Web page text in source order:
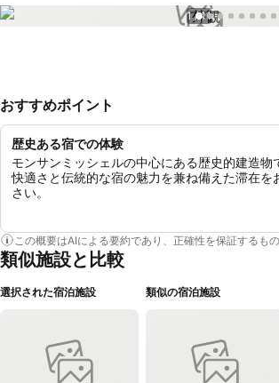
1 / 11
おすすめポイント
歴史ある宿での体験
モンサンミッシェルの中心にある歴史的建造物
快適さと伝統的な宿の魅力を兼ね備えた滞在を
さい。
この概要はAIによる要約であり、正確性を保証するもの
類似施設と比較
選択された宿泊施設 類似の宿泊施設